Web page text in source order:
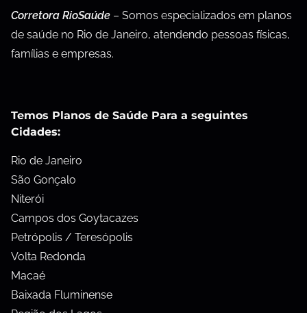
Corretora RioSaúde – Somos especializados em planos
de saúde no Rio de Janeiro, atendendo pessoas físicas,
famílias e empresas.
Temos Planos de Saúde Para a seguintes
Cidades:
Rio de Janeiro
São Gonçalo
Niterói
Campos dos Goytacazes
Petrópolis / Teresópolis
Volta Redonda
Macaé
Baixada Fluminense